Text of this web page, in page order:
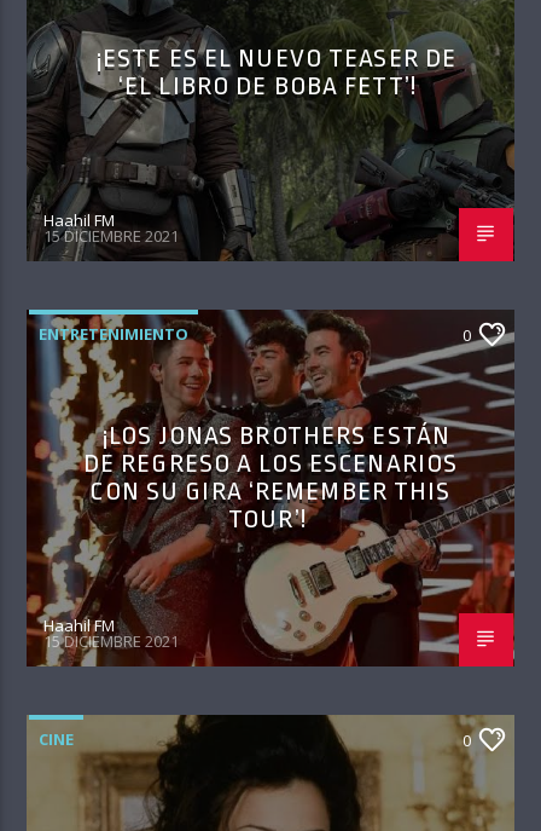
¡ESTE ES EL NUEVO TEASER DE
‘EL LIBRO DE BOBA FETT’!
Haahil FM
15 DICIEMBRE 2021
ENTRETENIMIENTO 0
¡LOS JONAS BROTHERS ESTÁN
DE REGRESO A LOS ESCENARIOS
CON SU GIRA ‘REMEMBER THIS
TOUR’!
Haahil FM
15 DICIEMBRE 2021
CINE 0